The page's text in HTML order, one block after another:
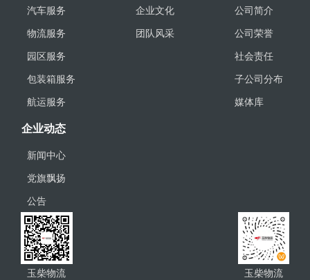
汽车服务
物流服务
园区服务
包装箱服务
航运服务
企业文化
团队风采
公司简介
公司荣誉
社会责任
子公司分布
媒体库
企业动态
新闻中心
党旗飘扬
公告
玉柴物流 玉柴物流